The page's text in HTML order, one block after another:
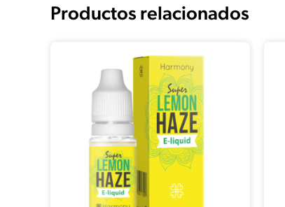
Productos relacionados